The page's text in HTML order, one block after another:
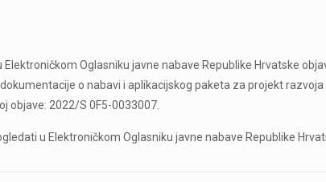
Elektroničkom Oglasniku javne nabave Republike Hrvatske
o nabavi i aplikacijskog paketa za projekt
objave: 2022/S 0F5-0033007
u Elektroničkom Oglasniku javne nabave Republike